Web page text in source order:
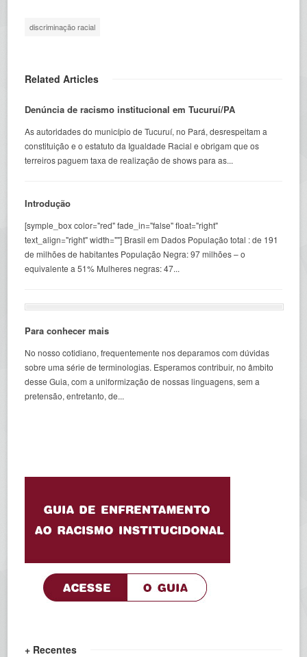
discriminação racial
Related Articles
Denúncia de racismo institucional em Tucuruí/PA
As autoridades do município de Tucuruí, no Pará, desrespeitam a
constituição e o estatuto da Igualdade Racial e obrigam que os
terreiros paguem taxa de realização de shows para as...
Introdução
[symple_box color="red" fade_in="false" float="right"
text_align="right" width=""] Brasil em Dados População total : de 191
de milhões de habitantes População Negra: 97 milhões – o
equivalente a 51% Mulheres negras: 47...
Para conhecer mais
No nosso cotidiano, frequentemente nos deparamos com dúvidas
sobre uma série de terminologias. Esperamos contribuir, no âmbito
desse Guia, com a uniformização de nossas linguagens, sem a
pretensão, entretanto, de...
+ Recentes